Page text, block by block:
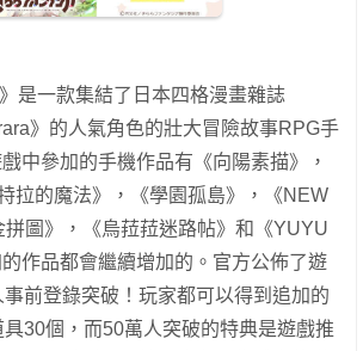
是一款集結了日本四格漫畫雜誌
》的人氣角色的壯大冒險故事RPG手
中參加的手機作品有《向陽素描》，
拉的魔法》，《學園孤島》，《NEW
圖》，《烏菈菈迷路帖》和《YUYU
作品都會繼續增加的。官方公佈了遊
前登錄突破！玩家都可以得到追加的
30個，而50萬人突破的特典是遊戲推